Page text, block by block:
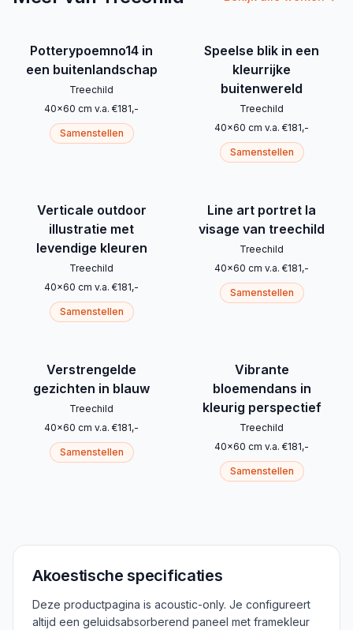
Potterypoemno14 in
een buitenlandschap
Treechild
40x60 cm v.a. €181,-
Samenstellen
Speelse blik in een
kleurrijke
buitenwereld
Treechild
40x60 cm v.a. €181,-
Samenstellen
Verticale outdoor
illustratie met
levendige kleuren
Treechild
40x60 cm v.a. €181,-
Samenstellen
Line art portret la
visage van treechild
Treechild
40x60 cm v.a. €181,-
Samenstellen
Verstrengelde
gezichten in blauw
Treechild
40x60 cm v.a. €181,-
Samenstellen
Vibrante
bloemendans in
kleurig perspectief
Treechild
40x60 cm v.a. €181,-
Samenstellen
Akoestische specificaties
Deze productpagina is acoustic-only. Je configureert
altijd een geluidsabsorberend paneel met framekleur